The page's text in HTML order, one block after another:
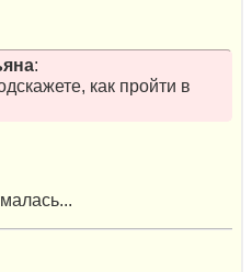
:
как пройти в